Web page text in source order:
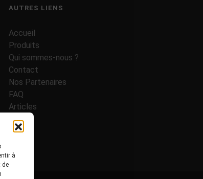
à
de
AUTRES LIENS
Accueil
Produits
Qui sommes-nous ?
Contact
Nos Partenaires
FAQ
Articles